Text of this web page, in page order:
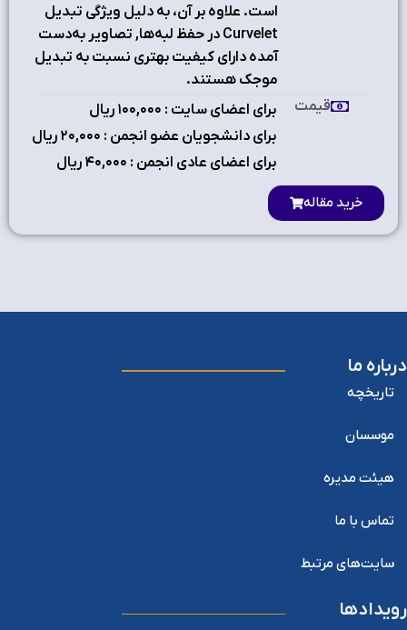
است. علاوه بر آن، به دلیل ویژگی تبدیل
Curvelet در حفظ لبه‌ها, تصاویر به‌دست
آمده دارای کیفیت بهتری نسبت به تبدیل
موجک هستند.
برای اعضای سایت : ۱٠٠,٠٠٠ ریال
برای دانشجویان عضو انجمن : ۲٠,٠٠٠ ریال
برای اعضای عادی انجمن : ۴٠,٠٠٠ ریال
قیمت
خرید مقاله
درباره ما
تاریخچه
موسسان
هیئت مدیره
تماس با ما
سایت‌های مرتبط
رویدادها